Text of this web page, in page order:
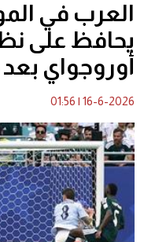
العرب في
يحافظ على
أوروجواي بعد مرور
16-6-2026
|
01:56